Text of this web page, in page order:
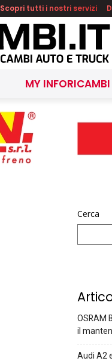
Scopri tutti i nostri servizi
MY INFORICAMBI
Cerca
OSRAM
il
Audi A2